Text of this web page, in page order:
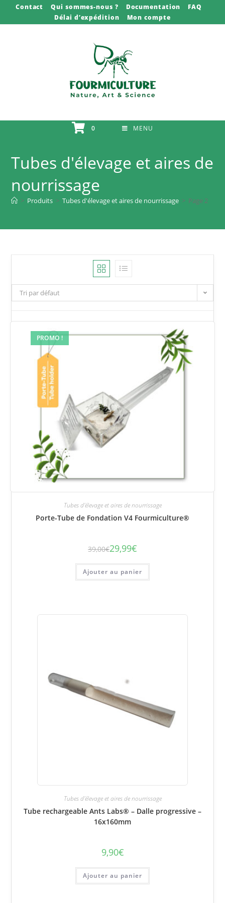
Contact Qui sommes-nous ? Documentation
FAQ
Délai d’expédition
Mon compte
0 MENU
Tubes d'élevage et aires de
nourrissage
> Produits > Tubes d'élevage et aires de nourrissage > Page 2
Tri par défaut
PROMO !
Tubes d'élevage et aires de nourrissage
Porte-Tube de Fondation V4 Fourmiculture®
39,00€ Le
initial
était :
39,00€.
29,99€
Le
actuel
est :
29,99€.
Ajouter au panier
Tubes d'élevage et aires de nourrissage
Tube rechargeable Ants Labs® – Dalle progressive –
16x160mm
9,90€
Ajouter au panier